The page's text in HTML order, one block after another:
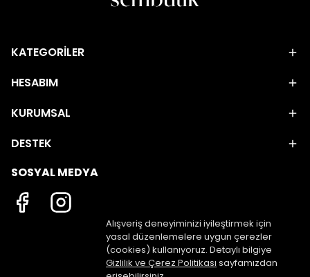
Alışveriş deneyiminizi iyileştirmek için
yasal düzenlemelere uygun çerezler
(cookies) kullanıyoruz. Detaylı bilgiye
Gizlilik ve Çerez Politikası sayfamızdan
KATEGORİLER
HESABIM
KURUMSAL
DESTEK
SOSYAL MEDYA